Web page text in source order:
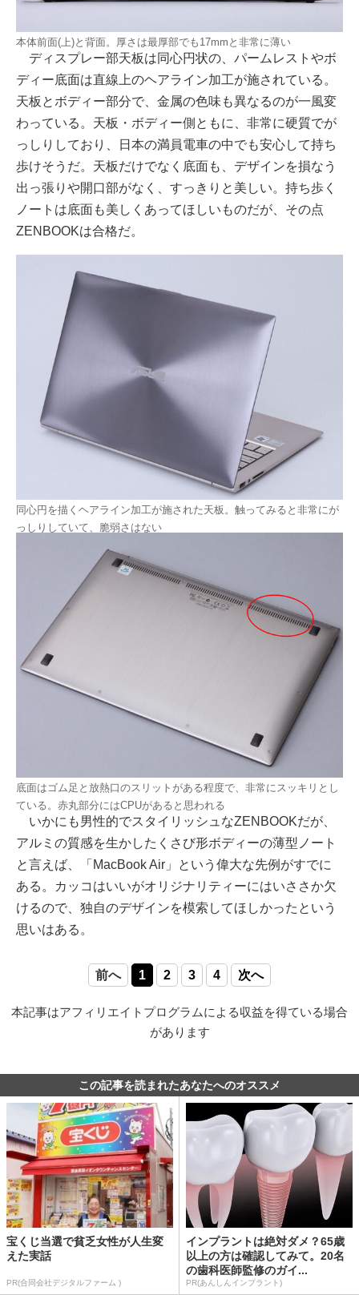
本体前面(上)と背面。厚さは最厚部でも17mmと非常に薄い
ディスプレー部天板は同心円状の、パームレストやボ
ディー底面は直線上のヘアライン加工が施されている。
天板とボディー部分で、金属の色味も異なるのが一風変
わっている。天板・ボディー側ともに、非常に硬質でが
っしりしており、日本の満員電車の中でも安心して持ち
歩けそうだ。天板だけでなく底面も、デザインを損なう
出っ張りや開口部がなく、すっきりと美しい。持ち歩く
ノートは底面も美しくあってほしいものだが、その点
ZENBOOKは合格だ。
同心円を描くヘアライン加工が施された天板。触ってみると非常にが
っしりしていて、脆弱さはない
底面はゴム足と放熱口のスリットがある程度で、非常にスッキリとし
ている。赤丸部分にはCPUがあると思われる
いかにも男性的でスタイリッシュなZENBOOKだが、
アルミの質感を生かしたくさび形ボディーの薄型ノート
と言えば、「MacBook Air」という偉大な先例がすでに
ある。カッコはいいがオリジナリティーにはいささか欠
けるので、独自のデザインを模索してほしかったという
思いはある。
前へ 1 2 3 4 次へ
本記事はアフィリエイトプログラムによる収益を得ている場合
があります
この記事を読まれたあなたへのオススメ
宝くじ当選で貧乏女性が人生変
えた実話
PR(合同会社デジタルファーム )
インプラントは絶対ダメ？65歳
以上の方は確認してみて。20名
の歯科医師監修のガイ...
PR(あんしんインプラント)